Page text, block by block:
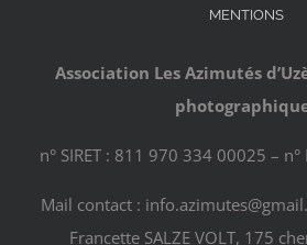
MENTIONS
Association Les Azimutés
n° SIRET : 811 970 334 00025 –
Mail contact :
Francette SALZE VOLT, 175